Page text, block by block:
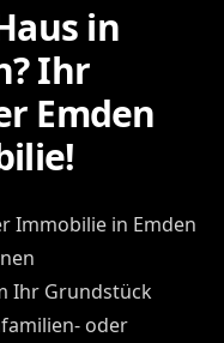
in
Ihr
Emden
Immobilie in Emden
Ihr Grundstück
oder